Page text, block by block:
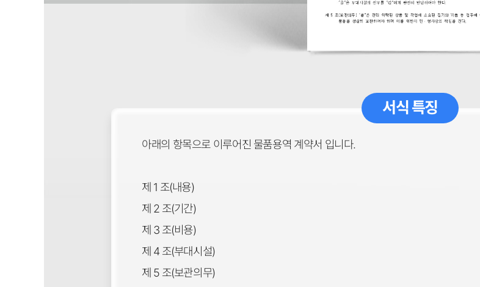
서식 특징
아래의 항목으로 이루어진 물품용역 계약서 입니다.
제 1 조(내용)
제 2 조(기간)
제 3 조(비용)
제 4 조(부대시설)
제 5 조(보관의무)